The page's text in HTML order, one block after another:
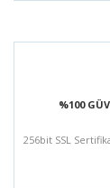
%100
256bit SSL